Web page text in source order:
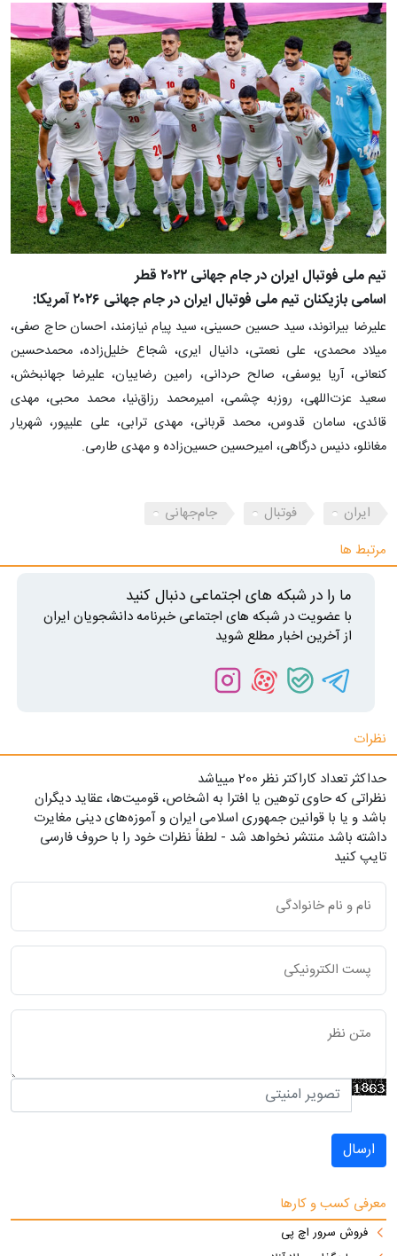
تیم ملی فوتبال ایران در جام جهانی ۲۰۲۲ قطر
اسامی بازیکنان تیم ملی فوتبال ایران در جام جهانی ۲۰۲۶ آمریکا:
علیرضا بیرانوند، سید حسین حسینی، سید پیام نیازمند، احسان حاج صفی،
میلاد محمدی، علی نعمتی، دانیال ایری، شجاع خلیل‌زاده، محمدحسین
کنعانی، آریا یوسفی، صالح حردانی، رامین رضاییان، علیرضا جهانبخش،
سعید عزت‌اللهی، روزبه چشمی، امیرمحمد رزاق‌نیا، محمد محبی، مهدی
قائدی، سامان قدوس، محمد قربانی، مهدی ترابی، علی علیپور، شهریار
مغانلو، دنیس درگاهی، امیرحسین حسین‌زاده و مهدی طارمی.
ایران فوتبال
جام‌جهانی
مرتبط ها
ما را در شبکه های اجتماعی دنبال کنید
با عضویت در شبکه های اجتماعی خبرنامه دانشجویان ایران
از آخرین اخبار مطلع شوید
نظرات
حداکثر تعداد کاراکتر نظر 200 ميياشد
نظراتی که حاوی توهین یا افترا به اشخاص، قومیت‌ها، عقاید دیگران
باشد و یا با قوانین جمهوری اسلامی ایران و آموزه‌های دینی مغایرت
داشته باشد منتشر نخواهد شد - لطفاً نظرات خود را با حروف فارسی
تایپ کنید
ارسال
معرفی کسب و کارها
فروش سرور اچ پی